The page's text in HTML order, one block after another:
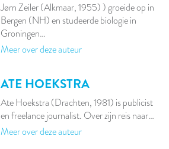
Jørn Zeiler (Alkmaar, 1955) ) groeide op in
Bergen (NH) en studeerde biologie in
Groningen…
Meer over deze auteur
ATE HOEKSTRA
Ate Hoekstra (Drachten, 1981) is publicist
en freelance journalist. Over zijn reis naar…
Meer over deze auteur